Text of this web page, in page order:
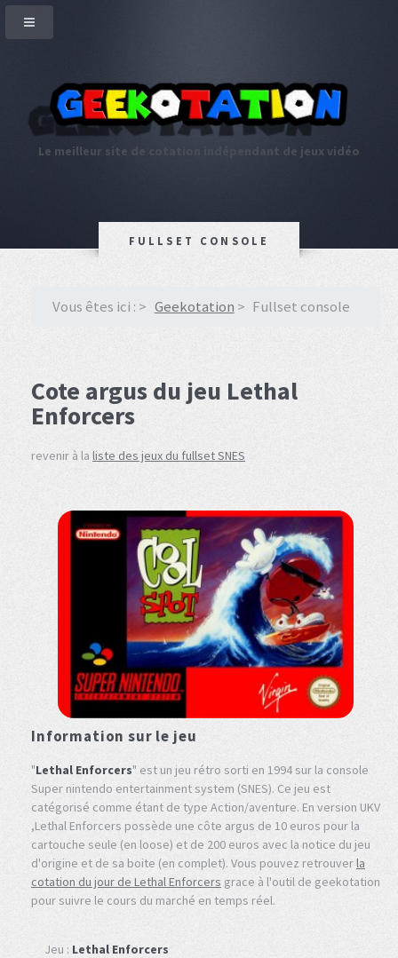
Le meilleur site de cotation indépendant de jeux vidéo
FULLSET CONSOLE
Vous êtes ici : Geekotation Fullset console
Cote argus du jeu Lethal
Enforcers
revenir à la liste des jeux du fullset SNES
Information sur le jeu
"Lethal Enforcers" est un jeu rétro sorti en 1994 sur la console
Super nintendo entertainment system (SNES). Ce jeu est
catégorisé comme étant de type Action/aventure. En version UKV
,Lethal Enforcers possède une côte argus de 10 euros pour la
cartouche seule (en loose) et de 200 euros avec la notice du jeu
d'origine et de sa boite (en complet). Vous pouvez retrouverla
cotation du jour de Lethal Enforcers grace à l'outil de geekotation
pour suivre le cours du marché en temps réel.
Jeu : Lethal Enforcers